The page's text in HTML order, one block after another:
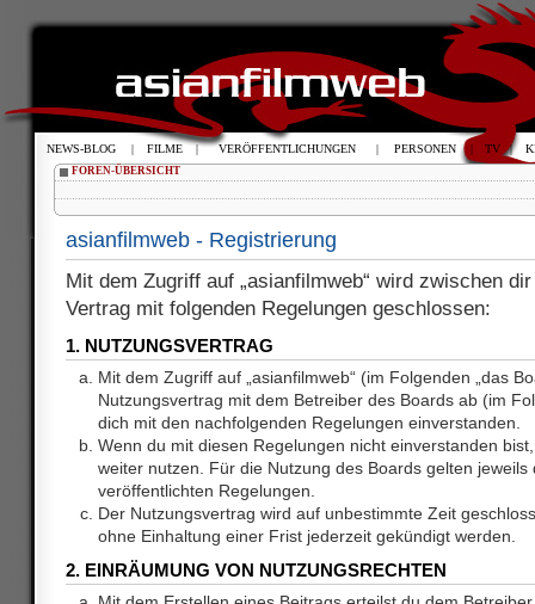
FOREN-ÜBERSICHT
asianfilmweb - Registrierung
Mit dem Zugriff auf „asianfilmweb“ wird zwischen
Vertrag mit folgenden Regelungen geschlossen:
1. NUTZUNGSVERTRAG
Mit dem Zugriff auf „asianfilmweb“ (im Folgenden „das
Nutzungsvertrag mit dem Betreiber des Boards ab (im
dich mit den nachfolgenden Regelungen einverstanden.
Wenn du mit diesen Regelungen nicht einverstanden
weiter nutzen. Für die Nutzung des Boards gelten jeweils
veröffentlichten Regelungen.
Der Nutzungsvertrag wird auf unbestimmte Zeit
ohne Einhaltung einer Frist jederzeit gekündigt werden.
2. EINRÄUMUNG VON NUTZUNGSRECHTEN
NEWS-BLOG | FILME | VERÖFFENTLICHUNGEN | PERSONEN | TV |